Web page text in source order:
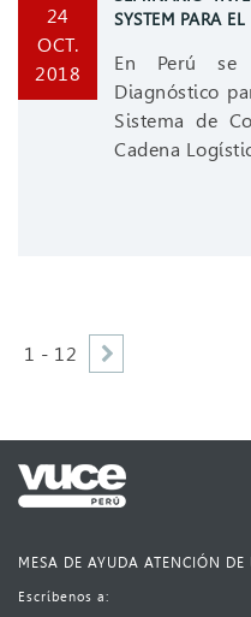
24
OCT.
2018
SYSTEM PARA
En Perú se
Diagnóstico
Sistema de
Cadena
1 - 12
MESA DE AYUDA ATENCIÓN DE
Escríbenos a:​​​